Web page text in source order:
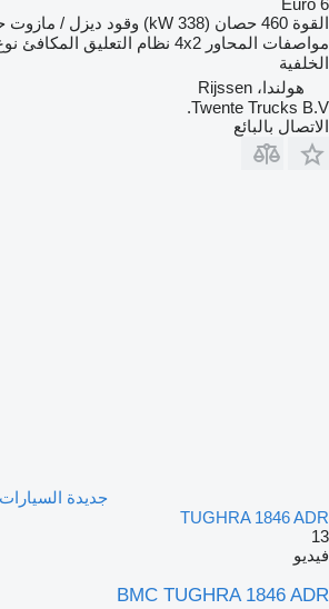
Euro 6
القوة 460 حصان (338 kW) وقود ديزل / مازوت
مواصفات المحاور 4x2 نظام التعليق المكافئ
الخلفية
هولندا، Rijssen
Twente Trucks B.V.
الاتصال بالبائع
TUGHRA 1846 ADR
13
فيديو
BMC TUGHRA 1846 ADR